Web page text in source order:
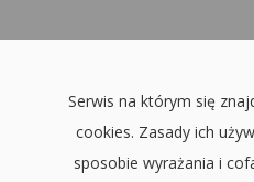
Serwis na którym się
cookies. Zasady ich
sposobie wyrażania i